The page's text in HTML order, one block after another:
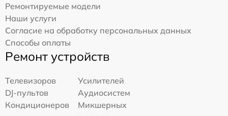
Ремонтируемые модели
Наши услуги
Согласие на обработку персональных данных
Способы оплаты
Ремонт устройств
Телевизоров
Усилителей
DJ-пультов
Аудиосистем
Кондиционеров
Микшерных